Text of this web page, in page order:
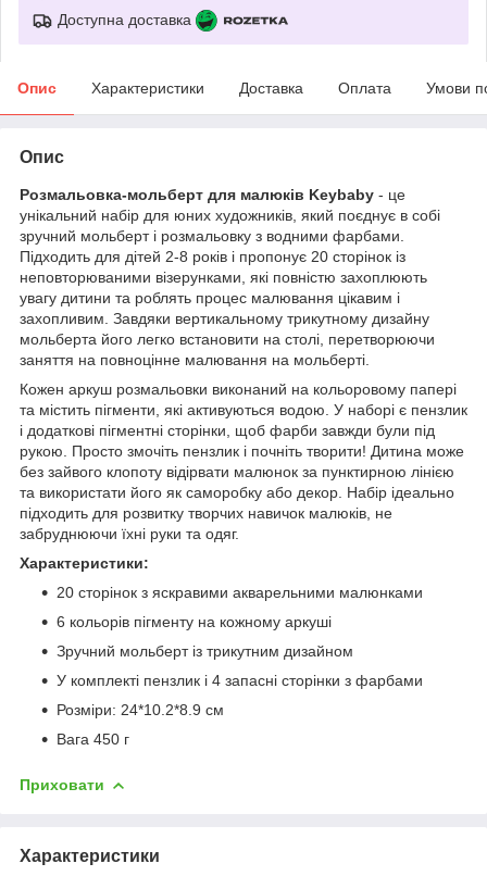
Доступна доставка
Опис Характеристики Доставка Оплата Умови
Опис
Розмальовка-мольберт для малюків Keybaby - це
унікальний набір для юних художників, який поєднує в собі
зручний мольберт і розмальовку з водними фарбами.
Підходить для дітей 2-8 років і пропонує 20 сторінок із
неповторюваними візерунками, які повністю захоплюють
увагу дитини та роблять процес малювання цікавим і
захопливим. Завдяки вертикальному трикутному дизайну
мольберта його легко встановити на столі, перетворюючи
заняття на повноцінне малювання на мольберті.
Кожен аркуш розмальовки виконаний на кольоровому папері
та містить пігменти, які активуються водою. У наборі є пензлик
і додаткові пігментні сторінки, щоб фарби завжди були під
рукою. Просто змочіть пензлик і почніть творити! Дитина може
без зайвого клопоту відірвати малюнок за пунктирною лінією
та використати його як саморобку або декор. Набір ідеально
підходить для розвитку творчих навичок малюків, не
забруднюючи їхні руки та одяг.
Характеристики:
20 сторінок з яскравими акварельними малюнками
6 кольорів пігменту на кожному аркуші
Зручний мольберт із трикутним дизайном
У комплекті пензлик і 4 запасні сторінки з фарбами
Розміри: 24*10.2*8.9 см
Вага 450 г
Приховати
Характеристики